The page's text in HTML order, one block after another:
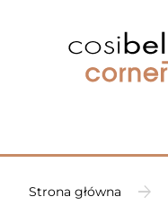
Strona główna